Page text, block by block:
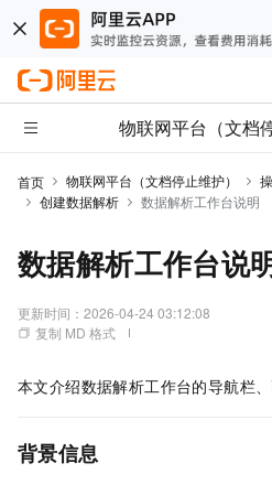
物联网平台（文档
首页 物联网平台（文档停止维护）
创建数据解析
数据解析工作台说明
数据解析工作台说
更新时间： 2026-04-24 03:12:08
复制 MD 格式
本文介绍数据解析工作台的导航栏、
背景信息